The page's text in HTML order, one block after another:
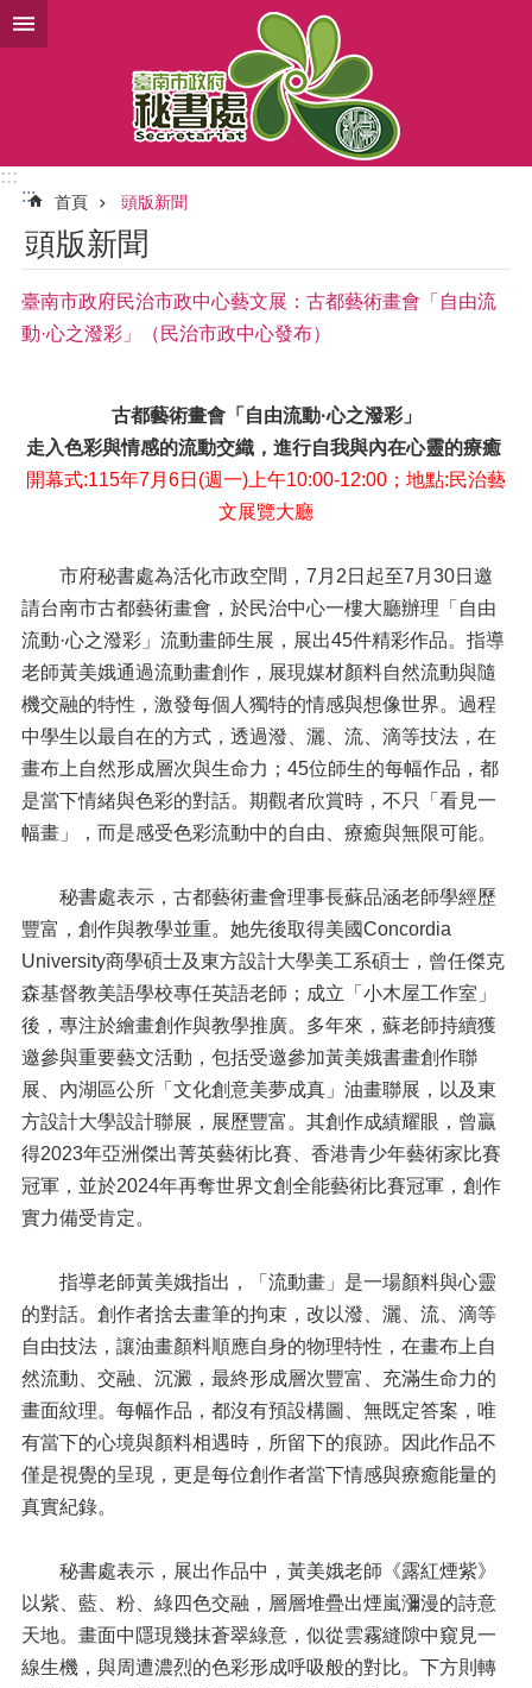
跳到主要內容區塊
:::
:::
首頁 頭版新聞
頭版新聞
臺南市政府民治市政中心藝文展：古都藝術畫會「自由流
動·心之潑彩」（民治市政中心發布）
古都藝術畫會「自由流動·心之潑彩」
走入色彩與情感的流動交織，進行自我與內在心靈的療癒
開幕式:115年7月6日(週一)上午10:00-12:00；地點:民治藝
文展覽大廳
市府秘書處為活化市政空間，7月2日起至7月30日邀
請台南市古都藝術畫會，於民治中心一樓大廳辦理「自由
流動·心之潑彩」流動畫師生展，展出45件精彩作品。指導
老師黃美娥通過流動畫創作，展現媒材顏料自然流動與隨
機交融的特性，激發每個人獨特的情感與想像世界。過程
中學生以最自在的方式，透過潑、灑、流、滴等技法，在
畫布上自然形成層次與生命力；45位師生的每幅作品，都
是當下情緒與色彩的對話。期觀者欣賞時，不只「看見一
幅畫」，而是感受色彩流動中的自由、療癒與無限可能。
秘書處表示，古都藝術畫會理事長蘇品涵老師學經歷
豐富，創作與教學並重。她先後取得美國Concordia
University商學碩士及東方設計大學美工系碩士，曾任傑克
森基督教美語學校專任英語老師；成立「小木屋工作室」
後，專注於繪畫創作與教學推廣。多年來，蘇老師持續獲
邀參與重要藝文活動，包括受邀參加黃美娥書畫創作聯
展、內湖區公所「文化創意美夢成真」油畫聯展，以及東
方設計大學設計聯展，展歷豐富。其創作成績耀眼，曾贏
得2023年亞洲傑出菁英藝術比賽、香港青少年藝術家比賽
冠軍，並於2024年再奪世界文創全能藝術比賽冠軍，創作
實力備受肯定。
指導老師黃美娥指出，「流動畫」是一場顏料與心靈
的對話。創作者捨去畫筆的拘束，改以潑、灑、流、滴等
自由技法，讓油畫顏料順應自身的物理特性，在畫布上自
然流動、交融、沉澱，最終形成層次豐富、充滿生命力的
畫面紋理。每幅作品，都沒有預設構圖、無既定答案，唯
有當下的心境與顏料相遇時，所留下的痕跡。因此作品不
僅是視覺的呈現，更是每位創作者當下情感與療癒能量的
真實紀錄。
秘書處表示，展出作品中，黃美娥老師《露紅煙紫》
以紫、藍、粉、綠四色交融，層層堆疊出煙嵐瀰漫的詩意
天地。畫面中隱現幾抹蒼翠綠意，似從雲霧縫隙中窺見一
線生機，與周遭濃烈的色彩形成呼吸般的對比。下方則轉